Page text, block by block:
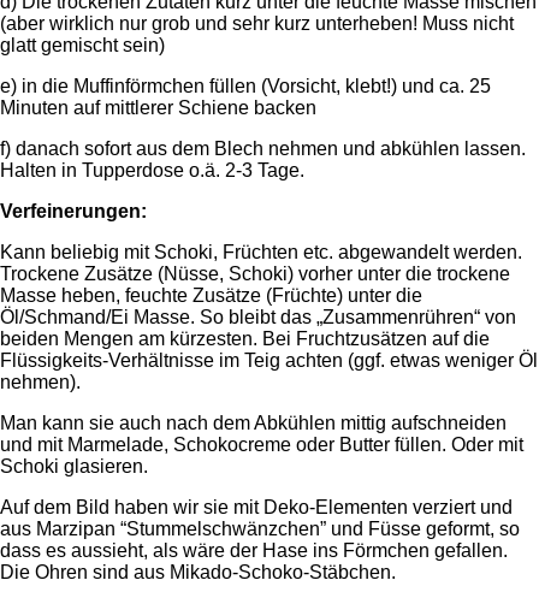
(aber wirklich nur grob und sehr kurz unterheben! Muss nicht
glatt gemischt sein)
e) in die Muffinförmchen füllen (Vorsicht, klebt!) und ca. 25
Minuten auf mittlerer Schiene backen
f) danach sofort aus dem Blech nehmen und abkühlen lassen.
Halten in Tupperdose o.ä. 2-3 Tage.
Verfeinerungen:
Kann beliebig mit Schoki, Früchten etc. abgewandelt werden.
Trockene Zusätze (Nüsse, Schoki) vorher unter die trockene
Masse heben, feuchte Zusätze (Früchte) unter die
Öl/Schmand/Ei Masse. So bleibt das „Zusammenrühren“ von
beiden Mengen am kürzesten. Bei Fruchtzusätzen auf die
Flüssigkeits-Verhältnisse im Teig achten (ggf. etwas weniger Öl
nehmen).
Man kann sie auch nach dem Abkühlen mittig aufschneiden
und mit Marmelade, Schokocreme oder Butter füllen. Oder mit
Schoki glasieren.
Auf dem Bild haben wir sie mit Deko-Elementen verziert und
aus Marzipan “Stummelschwänzchen” und Füsse geformt, so
dass es aussieht, als wäre der Hase ins Förmchen gefallen.
Die Ohren sind aus Mikado-Schoko-Stäbchen.